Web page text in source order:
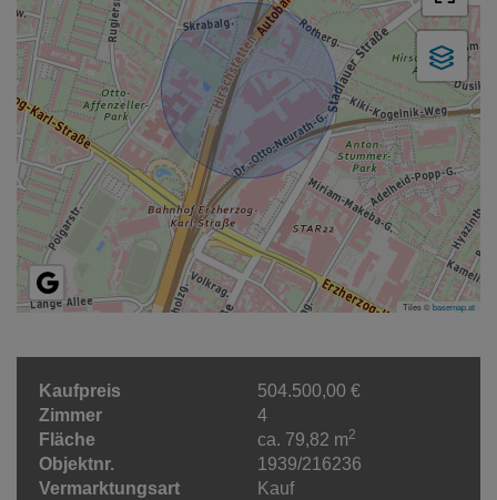
Tiles ©basemap.at
Kaufpreis
504.500,00 €
Zimmer
4
Fläche
ca. 79,82 m2
Objektnr.
1939/216236
Vermarktungsart
Kauf